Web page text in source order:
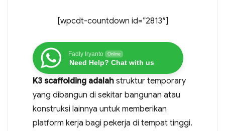
[wpcdt-countdown id=”2813″]
Fadly Iryanto Online
Need Help? Chat with us
K3 scaffolding adalahstruktur temporary
yang dibangun di sekitar bangunan atau
konstruksi lainnya untuk memberikan
platform kerja bagi pekerja di tempat tinggi.